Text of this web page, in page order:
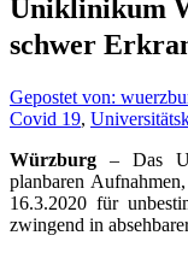
Uniklinikum
schwer
Gepostet von:
Covid 19,
Würzburg – Das
planbaren
16.3.2020 für
zwingend in